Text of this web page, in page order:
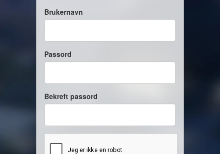
Brukernavn
Passord
Bekreft passord